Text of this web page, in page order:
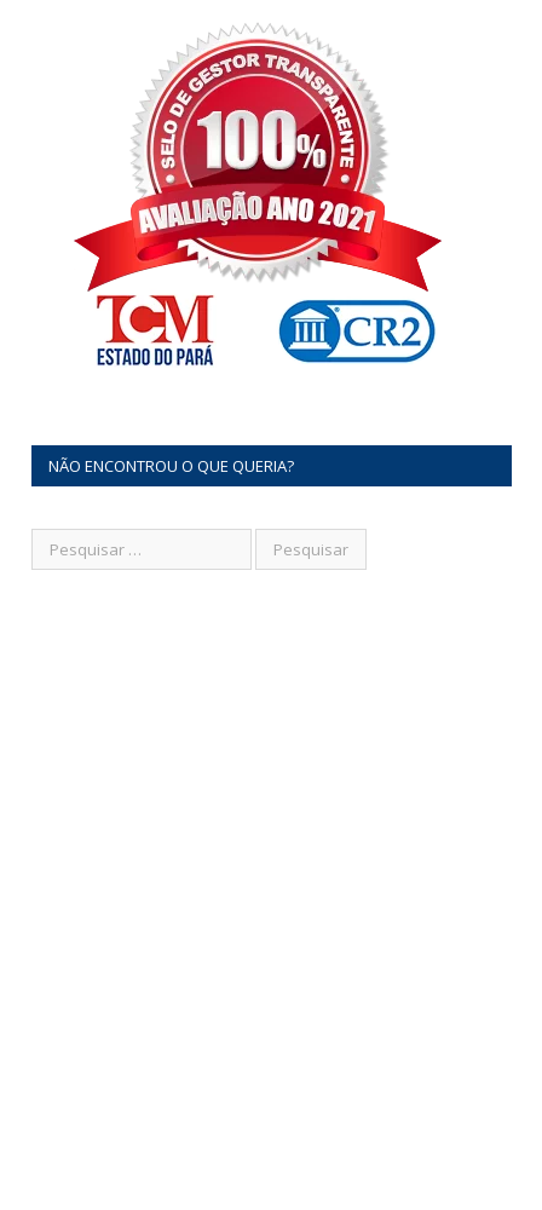
NÃO ENCONTROU O QUE QUERIA?